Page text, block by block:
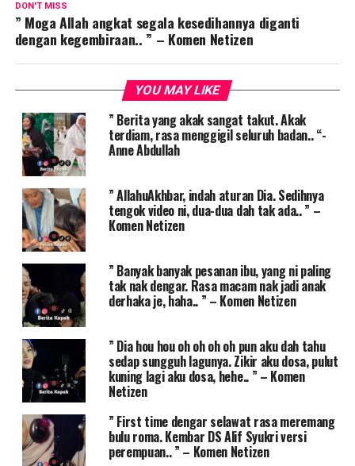
DON'T MISS
” Moga Allah angkat segala kesedihannya diganti
dengan kegembiraan.. ” – Komen Netizen
YOU MAY LIKE
” Berita yang akak sangat takut. Akak
terdiam, rasa menggigil seluruh badan.. “-
Anne Abdullah
” AllahuAkhbar, indah aturan Dia. Sedihnya
tengok video ni, dua-dua dah tak ada.. ” –
Komen Netizen
” Banyak banyak pesanan ibu, yang ni paling
tak nak dengar. Rasa macam nak jadi anak
derhaka je, haha.. ” – Komen Netizen
” Dia hou hou oh oh oh oh pun aku dah tahu
sedap sungguh lagunya. Zikir aku dosa, pulut
kuning lagi aku dosa, hehe.. ” – Komen
Netizen
” First time dengar selawat rasa meremang
bulu roma. Kembar DS Alif Syukri versi
perempuan.. ” – Komen Netizen